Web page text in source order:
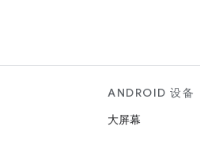
ANDROID 设备
大屏幕